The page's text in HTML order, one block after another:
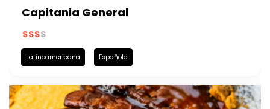
Capitania General
Latinoamericana Española